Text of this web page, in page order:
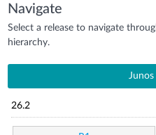
Navigate
Select a release to navigate
hierarchy.
Junos
26.2